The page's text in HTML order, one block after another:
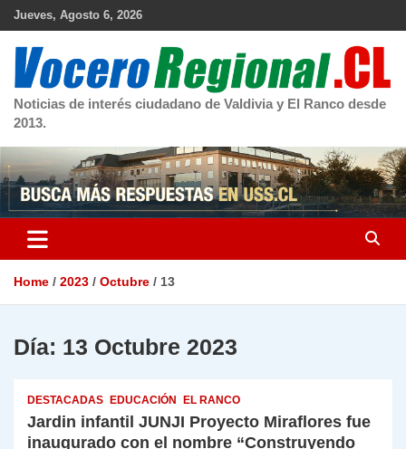
Skip
Jueves, Agosto 6, 2026
Noticias de interés ciudadano de Valdivia y El Ranco desde
2013.
Home 2023 Octubre 13
Día: 13 Octubre 2023
DESTACADAS EDUCACIÓN EL RANCO
Jardin infantil JUNJI Proyecto Miraflores fue
inaugurado con el nombre “Construyendo